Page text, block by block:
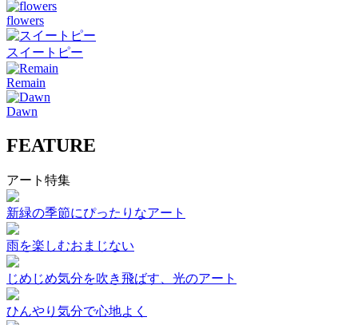
flowers
スイートピー
Remain
Dawn
FEATURE
アート特集
新緑の季節にぴったりなアート
雨を楽しむおまじない
じめじめ気分を吹き飛ばす、光のアート
ひんやり気分で心地よく